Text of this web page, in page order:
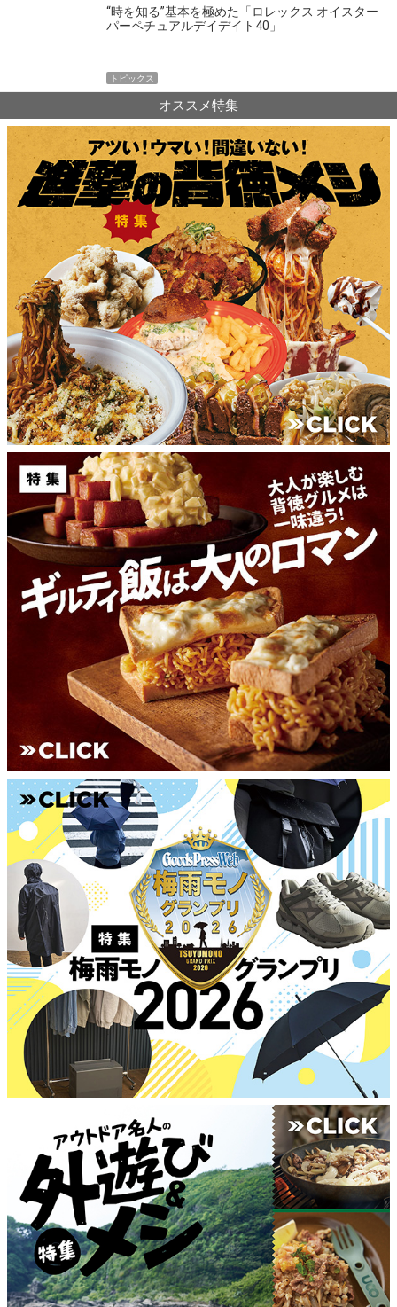
“時を知る”基本を極めた「ロレックス オイスター
パーペチュアルデイデイト40」
トピックス
オススメ特集